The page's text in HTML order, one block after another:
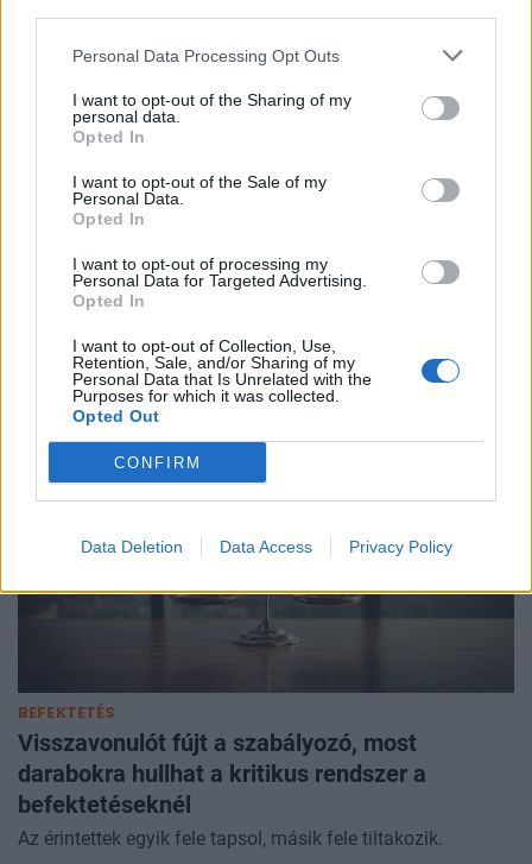
Personal Data Processing Opt Outs
I want to opt-out of the Sharing of my
personal data.
Opted In
I want to opt-out of the Sale of my
Personal Data.
Opted In
I want to opt-out of processing my
Personal Data for Targeted Advertising.
Opted In
I want to opt-out of Collection, Use,
Retention, Sale, and/or Sharing of my
Personal Data that Is Unrelated with the
Purposes for which it was collected.
Opted Out
CONFIRM
Data Deletion Data Access Privacy Policy
UNIÓS FORRÁSOK
számlát állnak az európai országok a pusztító
nyári katasztrófák miatt
Az EU vezetése komoly összeget számolt ki a hőhullámok
okozta kárra.
BEFEKTETÉS
Visszavonulót fújt a szabályozó, most
darabokra hullhat a kritikus rendszer a
befektetéseknél
Az érintettek egyik fele tapsol, másik fele tiltakozik.